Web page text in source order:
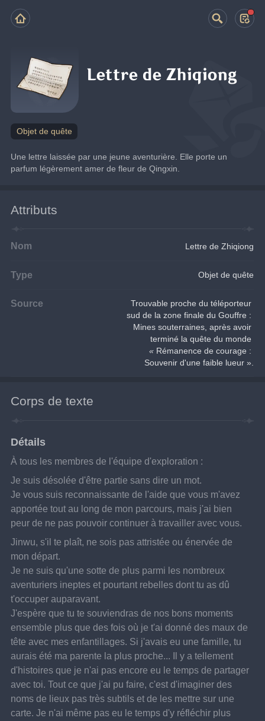
Lettre de Zhiqiong
Objet de quête
Une lettre laissée par une jeune aventurière. Elle porte un
parfum légèrement amer de fleur de Qingxin.
Attributs
Nom Lettre de Zhiqiong
Type Objet de quête
Source
Trouvable proche du téléporteur
sud de la zone finale du Gouffre :
Mines souterraines, après avoir
terminé la quête du monde
« Rémanence de courage :
Souvenir d'une faible lueur ».
Corps de texte
Détails
À tous les membres de l'équipe d'exploration :
Je suis désolée d'être partie sans dire un mot.
Je vous suis reconnaissante de l'aide que vous m'avez
apportée tout au long de mon parcours, mais j'ai bien
peur de ne pas pouvoir continuer à travailler avec vous.
Jinwu, s'il te plaît, ne sois pas attristée ou énervée de
mon départ.
Je ne suis qu'une sotte de plus parmi les nombreux
aventuriers ineptes et pourtant rebelles dont tu as dû
t'occuper auparavant.
J'espère que tu te souviendras de nos bons moments
ensemble plus que des fois où je t'ai donné des maux de
tête avec mes enfantillages. Si j'avais eu une famille, tu
aurais été ma parente la plus proche... Il y a tellement
d'histoires que je n'ai pas encore eu le temps de partager
avec toi. Tout ce que j'ai pu faire, c'est d'imaginer des
noms de lieux pas très subtils et de les mettre sur une
carte. Je n'ai même pas eu le temps d'y réfléchir plus